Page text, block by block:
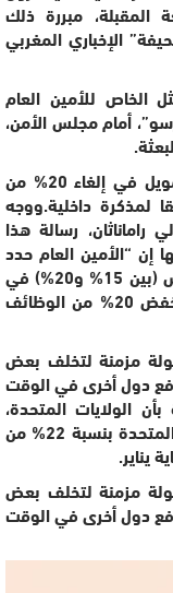
المقبلة، مبررة ذلك
الإخباري المغربي
الخاص للأمين العام
أمام مجلس الأمن،
تنظر الأمم المتحدة التي تعاني من أزمة تمويل في إلغاء 20% من
لمذكرة داخلية.ووجه
راماناثان، رسالة هذا
إن “الأمين العام حدد
هدفا طموحا يتمثل في تحقيق خفض ملموس (بين 15% و20%) في
الميزانية العادية لعام 2026، بما في ذلك خفض 20% من الوظائف
مزمنة لتخلف بعض
دول أخرى في الوقت
الولايات المتحدة،
المساهم الأكبر في الميزانية العادية للأمم المتحدة بنسبة 22% من
مزمنة لتخلف بعض
دول أخرى في الوقت